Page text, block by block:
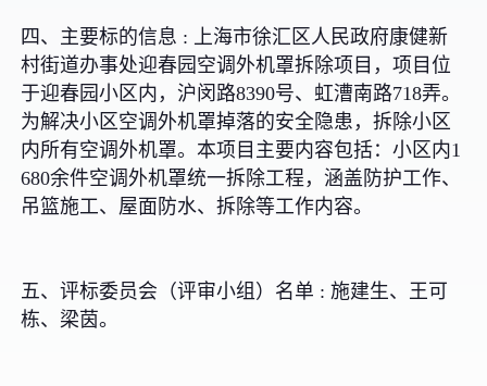
四、主要标的信息 : 上海市徐汇区人民政府康健新
村街道办事处迎春园空调外机罩拆除项目，项目位
于迎春园小区内，沪闵路8390号、虹漕南路718弄。
为解决小区空调外机罩掉落的安全隐患，拆除小区
内所有空调外机罩。本项目主要内容包括：小区内1
680余件空调外机罩统一拆除工程，涵盖防护工作、
吊篮施工、屋面防水、拆除等工作内容。
五、评标委员会（评审小组）名单 : 施建生、王可
栋、梁茵。